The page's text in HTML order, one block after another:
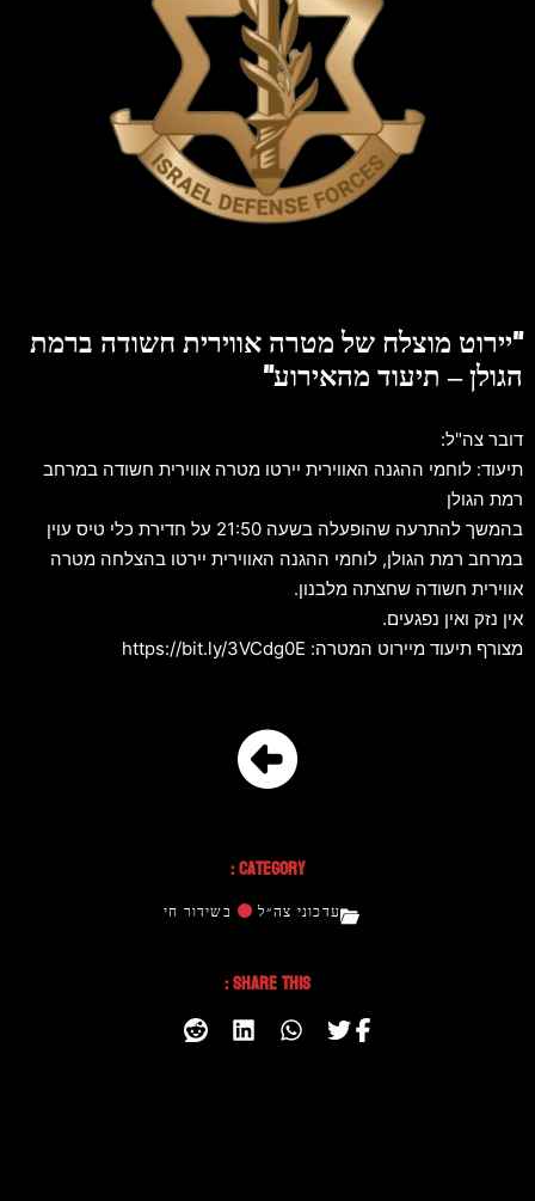
"יירוט מוצלח של מטרה אווירית חשודה ברמת
הגולן – תיעוד מהאירוע"
דובר צה"ל:
תיעוד: לוחמי ההגנה האווירית יירטו מטרה אווירית חשודה במרחב
רמת הגולן
בהמשך להתרעה שהופעלה בשעה 21:50 על חדירת כלי טיס עוין
במרחב רמת הגולן, לוחמי ההגנה האווירית יירטו בהצלחה מטרה
אווירית חשודה שחצתה מלבנון.
אין נזק ואין נפגעים.
מצורף תיעוד מיירוט המטרה: https://bit.ly/3VCdg0E
Category :
עדכוני צה״ל בשידור חי
Share This :